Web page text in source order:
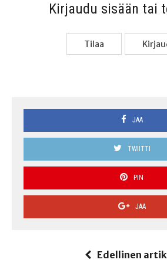
Kir­jau­du sisään tai
Tilaa
JAA
TWIITTI
PIN
JAA
Edellinen